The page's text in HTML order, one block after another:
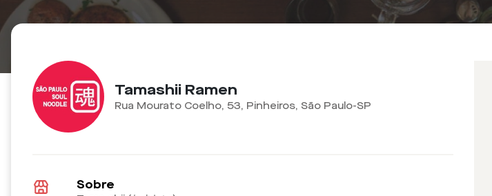
Tamashii Ramen
Rua Mourato Coelho, 53, Pinheiros, São Paulo-SP
Sobre